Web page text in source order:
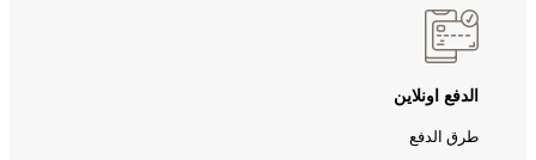
الدفع اونلاين
طرق الدفع